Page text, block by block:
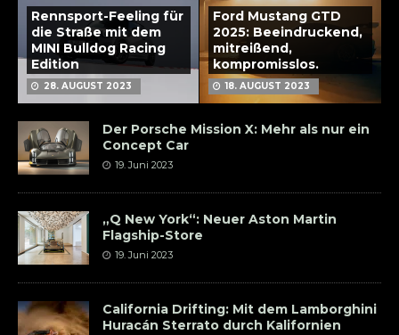
Rennsport-Feeling für
die Straße mit dem
MINI Bulldog Racing
Edition
28. AUGUST 2023
Ford Mustang GTD
2025: Beeindruckend,
mitreißend,
kompromisslos.
18. AUGUST 2023
Der Porsche Mission X: Mehr als nur ein
Concept Car
19. Juni 2023
„Q New York“: Neuer Aston Martin
Flagship-Store
19. Juni 2023
California Drifting: Mit dem Lamborghini
Huracán Sterrato durch Kalifornien